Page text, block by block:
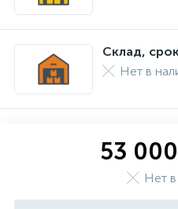
Склад,
Нет в
53
Нет